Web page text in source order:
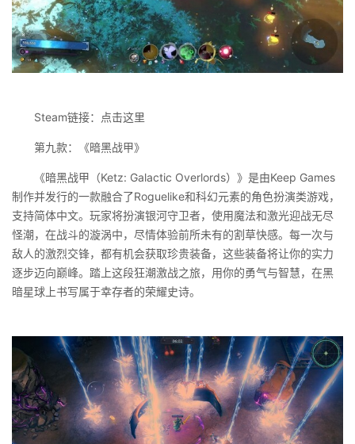
Steam链接：点击这里
第九款：《暗黑战甲》
《暗黑战甲（Ketz: Galactic Overlords）》是由Keep Games
制作并发行的一款融合了Roguelike和科幻元素的角色扮演类游戏，
支持简体中文。玩家将扮演银河守卫者，使用魔法和激光迎战无尽
怪潮，在战斗的漩涡中，尽情体验前所未有的割草快感。每一次与
敌人的激烈交锋，都有机会获取珍贵装备，这些装备将让你的实力
逐步迈向巅峰。踏上这段狂潮激战之旅，用你的勇气与智慧，在黑
暗星球上书写属于幸存者的荣耀史诗。